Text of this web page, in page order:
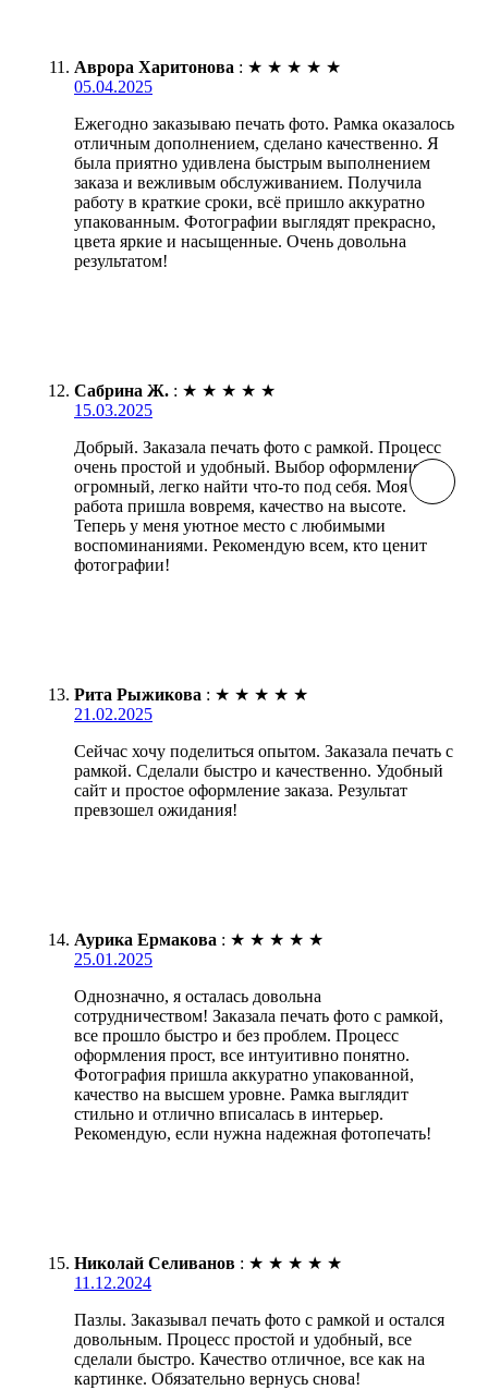
Аврора Харитонова : ★ ★ ★ ★ ★
05.04.2025
Ежегодно заказываю печать фото. Рамка оказалось
отличным дополнением, сделано качественно. Я
была приятно удивлена быстрым выполнением
заказа и вежливым обслуживанием. Получила
работу в краткие сроки, всё пришло аккуратно
упакованным. Фотографии выглядят прекрасно,
цвета яркие и насыщенные. Очень довольна
результатом!
Сабрина Ж. : ★ ★ ★ ★ ★
15.03.2025
Добрый. Заказала печать фото с рамкой. Процесс
очень простой и удобный. Выбор оформления
огромный, легко найти что-то под себя. Моя
работа пришла вовремя, качество на высоте.
Теперь у меня уютное место с любимыми
воспоминаниями. Рекомендую всем, кто ценит
фотографии!
Рита Рыжикова : ★ ★ ★ ★ ★
21.02.2025
Сейчас хочу поделиться опытом. Заказала печать с
рамкой. Сделали быстро и качественно. Удобный
сайт и простое оформление заказа. Результат
превзошел ожидания!
Аурика Ермакова : ★ ★ ★ ★ ★
25.01.2025
Однозначно, я осталась довольна
сотрудничеством! Заказала печать фото с рамкой,
все прошло быстро и без проблем. Процесс
оформления прост, все интуитивно понятно.
Фотография пришла аккуратно упакованной,
качество на высшем уровне. Рамка выглядит
стильно и отлично вписалась в интерьер.
Рекомендую, если нужна надежная фотопечать!
Николай Селиванов : ★ ★ ★ ★ ★
11.12.2024
Пазлы. Заказывал печать фото с рамкой и остался
довольным. Процесс простой и удобный, все
сделали быстро. Качество отличное, все как на
картинке. Обязательно вернусь снова!